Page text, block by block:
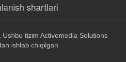
shartlari
tizim Activemedia Solutions
ishlab chiqilgan